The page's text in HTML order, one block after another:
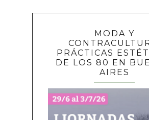
MODA Y
PRÁCTICAS
DE LOS 80 EN
AIRES